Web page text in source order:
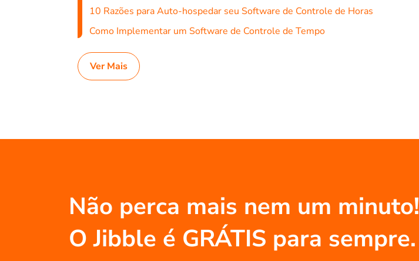
10 Razões para Auto-hospedar seu Software de Controle de Horas
Como Implementar um Software de Controle de Tempo
Ver Mais
Não perca mais nem um minuto!
O Jibble é GRÁTIS para sempre.